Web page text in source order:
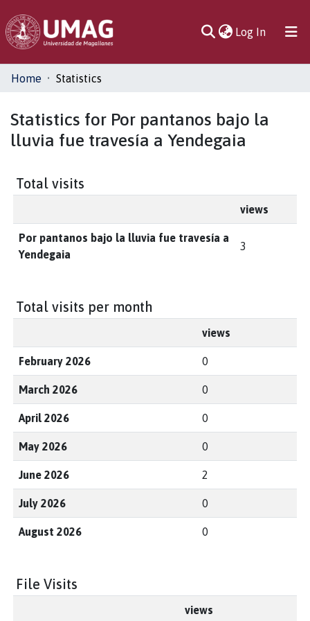
Log In(current)
Communities
All of DSpace
Home Statistics
Statistics for Por pantanos bajo la
lluvia fue travesía a Yendegaia
Total visits
views
Por pantanos bajo la lluvia fue travesía a
Yendegaia
3
Total visits per month
views
February 2026 0
March 2026 0
April 2026 0
May 2026 0
June 2026 2
July 2026 0
August 2026 0
File Visits
views